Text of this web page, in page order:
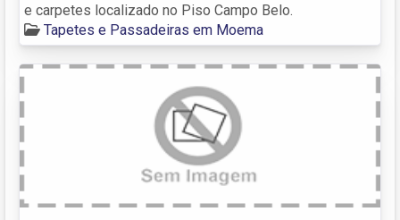
e carpetes localizado no Piso Campo Belo.
Tapetes e Passadeiras em Moema